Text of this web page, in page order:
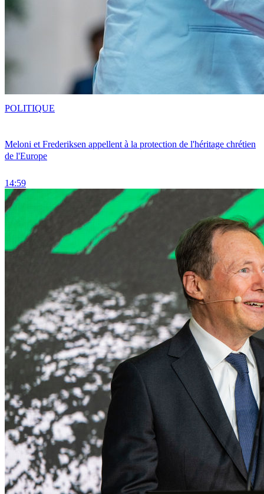
Meloni et Frederiksen appellent à la protection de l'héritage chrétien
de l'Europe
14:59
POLITIQUE